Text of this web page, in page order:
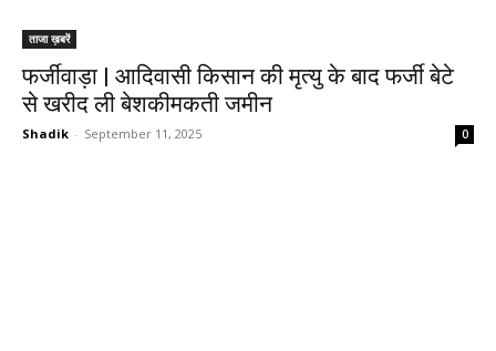
ताजा ख़बरें
फर्जीवाड़ा | आदिवासी किसान की मृत्यु के बाद फर्जी बेटे
से खरीद ली बेशकीमकती जमीन
Shadik - September 11, 2025 0